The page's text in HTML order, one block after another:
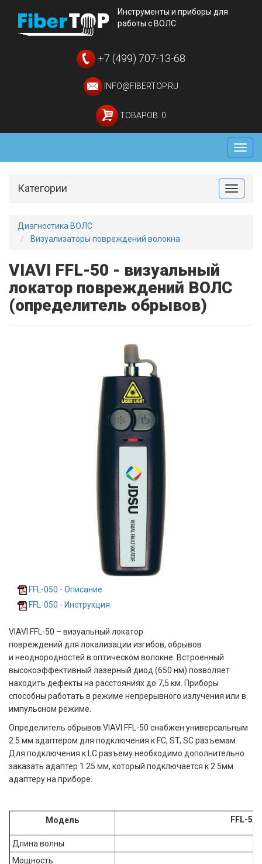
Инструменты и приборы для
работы с ВОЛС
+7 (499) 707-13-68
INFO@FIBERTOP.RU
ТОВАРОВ: 0
Меню
Toggle
Категории
Диагностика ВОЛС
Визуализаторы повреждений волокна
VIAVI FFL-50 - визуальный
локатор повреждений ВОЛС
(определитель обрывов)
FFL-050 - Описание
FFL-050 - Инструкция
VIAVI FFL-50 – визуальный локатор
повреждений для локализации изгибов, обрывов
и неоднородностей в оптическом волокне. Встроенный
высокоэффективный лазерный диод (650 нм) позволяет
находить дефекты на расстояниях до 7,5 км. Приборы
способны работать в режиме непрерывного излучения или в
импульсном режиме.
Определитель обрывов VIAVI FFL-50 снабжен универсальным
2.5 мм адаптером для подключения к FC, ST, SC разъемам.
Для подключения к LC разъему необходимо дополнительно
заказать адаптер 1.25 мм, который подключается к 2.5мм
адаптеру на приборе.
Модель FFL-50
Длина волны
Мощность